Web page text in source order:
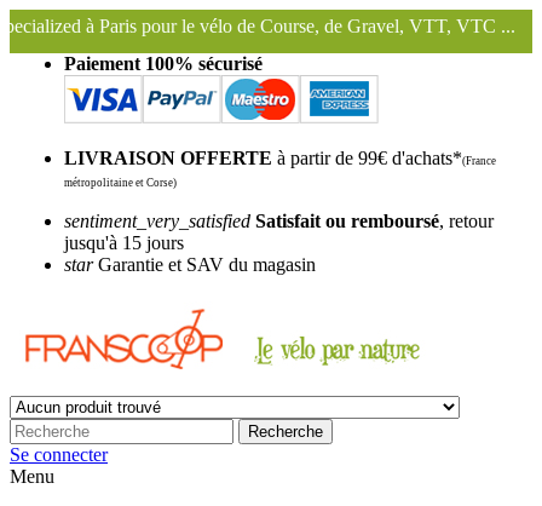
le vélo de Course, de Gravel, VTT, VTC ...
Nous conservons
Paiement 100% sécurisé
LIVRAISON OFFERTE à partir de 99€ d'achats*(France
métropolitaine et Corse)
sentiment_very_satisfied Satisfait ou remboursé, retour
jusqu'à 15 jours
starGarantie et SAV du magasin
Recherche
Se connecter
Menu